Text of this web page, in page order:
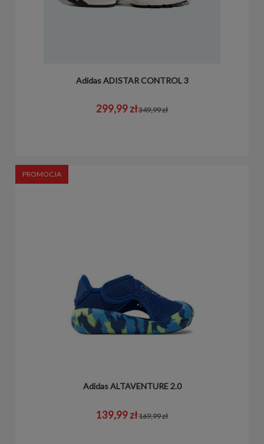
Adidas ADISTAR CONTROL 3
299,99 zł349,99 zł
Adidas ALTAVENTURE 2.0
139,99 zł169,99 zł
PROMOCJA